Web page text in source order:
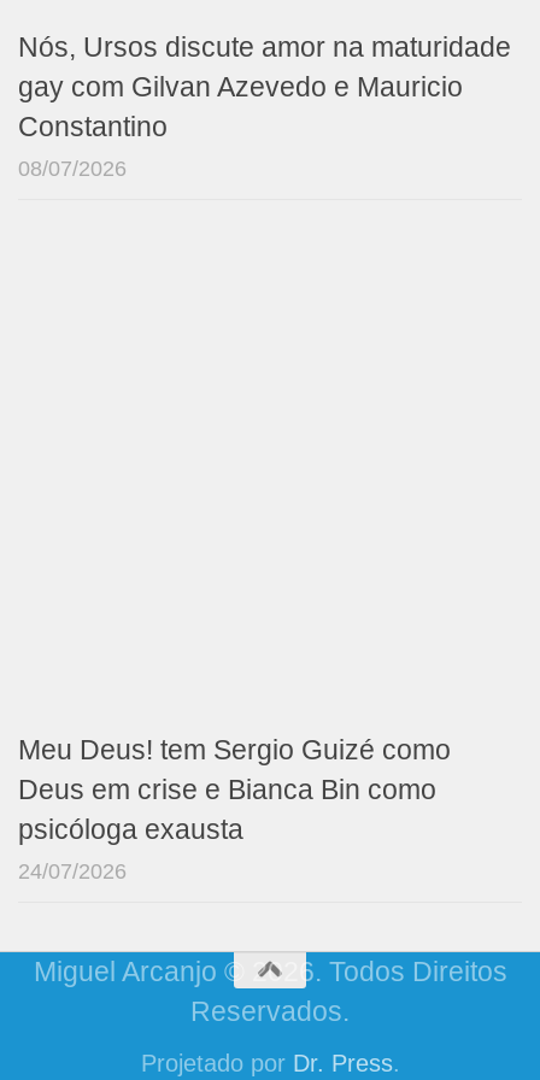
Nós, Ursos discute amor na maturidade
gay com Gilvan Azevedo e Mauricio
Constantino
08/07/2026
Meu Deus! tem Sergio Guizé como
Deus em crise e Bianca Bin como
psicóloga exausta
24/07/2026
Miguel Arcanjo © 2026. Todos Direitos
Reservados.
Projetado por Dr. Press.